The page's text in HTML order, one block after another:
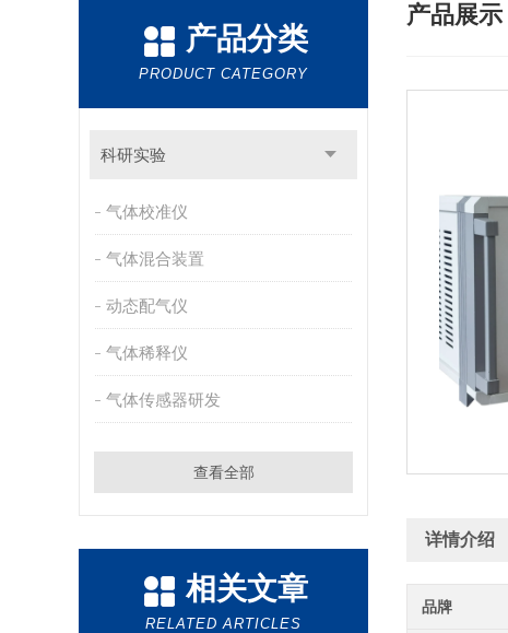
产品分类
PRODUCT CATEGORY
科研实验
气体校准仪
气体混合装置
动态配气仪
气体稀释仪
气体传感器研发
查看全部
相关文章
RELATED ARTICLES
产品展示
详情介绍
品牌